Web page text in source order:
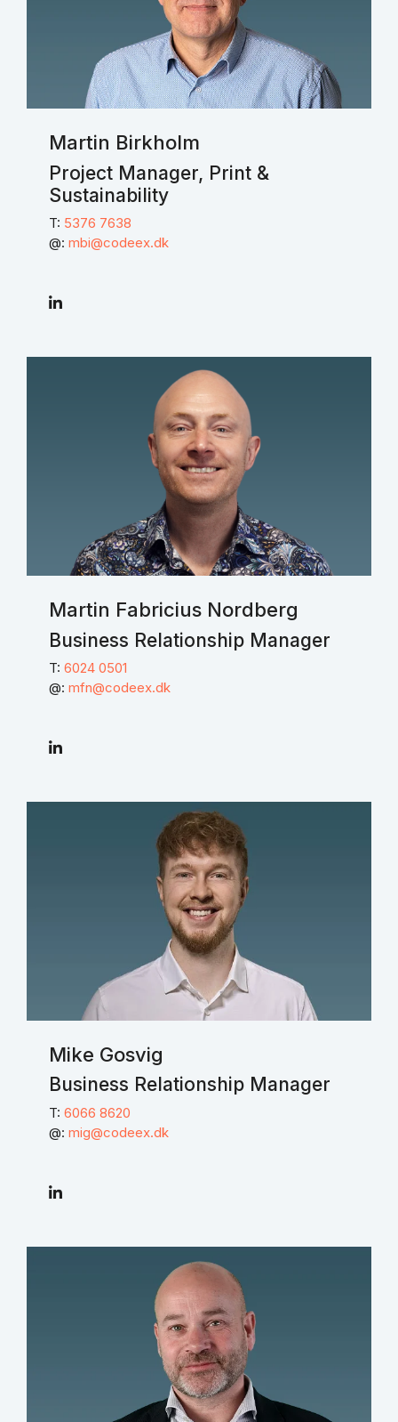
Martin Birkholm
Project Manager, Print &
Sustainability
T: 5376 7638
@: mbi@codeex.dk
Martin Fabricius Nordberg
Business Relationship Manager
T: 6024 0501
@: mfn@codeex.dk
Mike Gosvig
Business Relationship Manager
T: 6066 8620
@: mig@codeex.dk